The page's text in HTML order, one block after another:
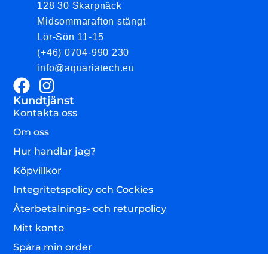
128 30 Skarpnäck
Midsommarafton stängt
Lör-Sön 11-15
(+46) 0704-990 230
info@aquariatech.eu
Kundtjänst
Kontakta oss
Om oss
Hur handlar jag?
Köpvillkor
Integritetspolicy och Cockies
Återbetalnings- och returpolicy
Mitt konto
Spåra min order